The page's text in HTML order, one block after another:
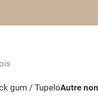
gum / TupeloAutre